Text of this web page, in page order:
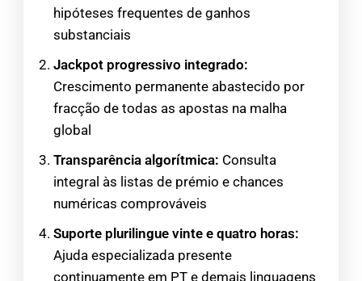
hipóteses frequentes de ganhos
substanciais
Jackpot progressivo integrado:
Crescimento permanente abastecido por
fracção de todas as apostas na malha
global
Transparência algorítmica: Consulta
integral às listas de prémio e chances
numéricas comprováveis
Suporte plurilingue vinte e quatro horas:
Ajuda especializada presente
continuamente em PT e demais linguagens